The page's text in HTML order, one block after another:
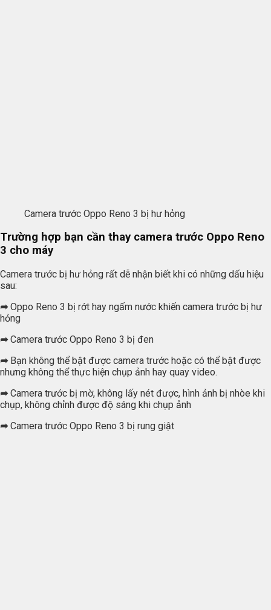
Camera trước Oppo Reno 3 bị hư hỏng
Trường hợp bạn cần thay camera trước Oppo Reno
3 cho máy
Camera trước bị hư hỏng rất dễ nhận biết khi có những dấu hiệu
sau:
➦Oppo Reno 3 bị rớt hay ngấm nước khiến camera trước bị hư
hỏng
➦Camera trước Oppo Reno 3 bị đen
➦ Bạn không thể bật được camera trước hoặc có thể bật được
nhưng không thể thực hiện chụp ảnh hay quay video.
➦Camera trước bị mờ, không lấy nét được, hình ảnh bị nhòe khi
chụp, không chỉnh được độ sáng khi chụp ảnh
➦Camera trước Oppo Reno 3 bị rung giật